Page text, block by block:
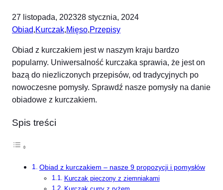
27 listopada, 202328 stycznia, 2024
Obiad,Kurczak,Mięso,Przepisy
Obiad z kurczakiem jest w naszym kraju bardzo
popularny. Uniwersalność kurczaka sprawia, że jest on
bazą do niezliczonych przepisów, od tradycyjnych po
nowoczesne pomysły. Sprawdź nasze pomysły na danie
obiadowe z kurczakiem.
Spis treści
Obiad z kurczakiem – nasze 9 propozycji i pomysłów
Kurczak pieczony z ziemniakami